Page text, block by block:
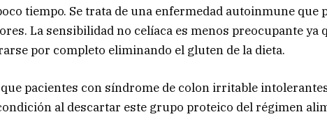
tiempo. Se trata de una enfermedad autoinmune que
La sensibilidad no celíaca es menos preocupante ya
por completo eliminando el gluten de la dieta.
que pacientes con síndrome de colon irritable
al descartar este grupo proteico del régimen